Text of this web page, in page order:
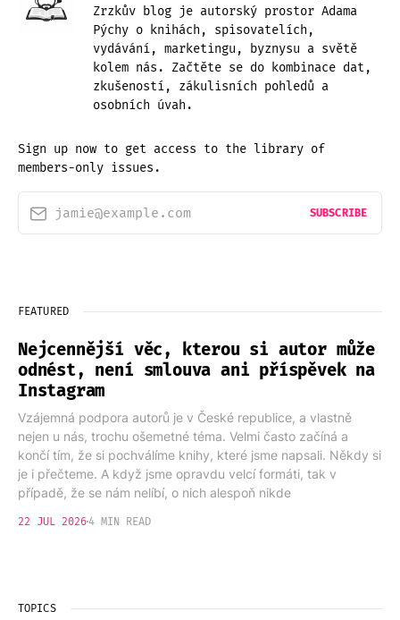
Zrzkův blog je autorský prostor Adama
Pýchy o knihách, spisovatelích,
vydávání, marketingu, byznysu a světě
kolem nás. Začtěte se do kombinace dat,
zkušeností, zákulisních pohledů a
osobních úvah.
Sign up now to get access to the library of
members-only issues.
jamie@example.com SUBSCRIBE
FEATURED
Nejcennější věc, kterou si autor může
odnést, není smlouva ani příspěvek na
Instagram
Vzájemná podpora autorů je v České republice, a vlastně
nejen u nás, trochu ošemetné téma. Velmi často začíná a
končí tím, že si pochválíme knihy, které jsme napsali. Někdy si
je i přečteme. A když jsme opravdu velcí formáti, tak v
případě, že se nám nelíbí, o nich alespoň nikde
22 JUL 2026 4 MIN READ
TOPICS